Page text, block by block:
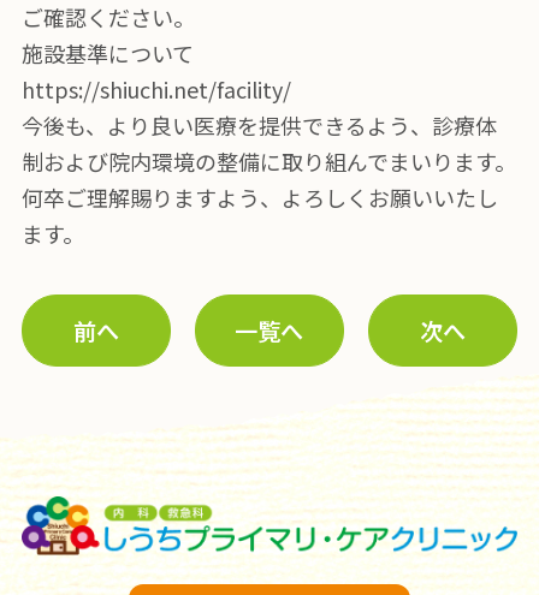
ご確認ください。
施設基準について
https://shiuchi.net/facility/
今後も、より良い医療を提供できるよう、診療体
制および院内環境の整備に取り組んでまいります。
何卒ご理解賜りますよう、よろしくお願いいたし
ます。
前へ 一覧へ 次へ